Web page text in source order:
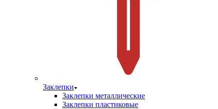
Заклепки
Заклепки металлические
Заклепки пластиковые